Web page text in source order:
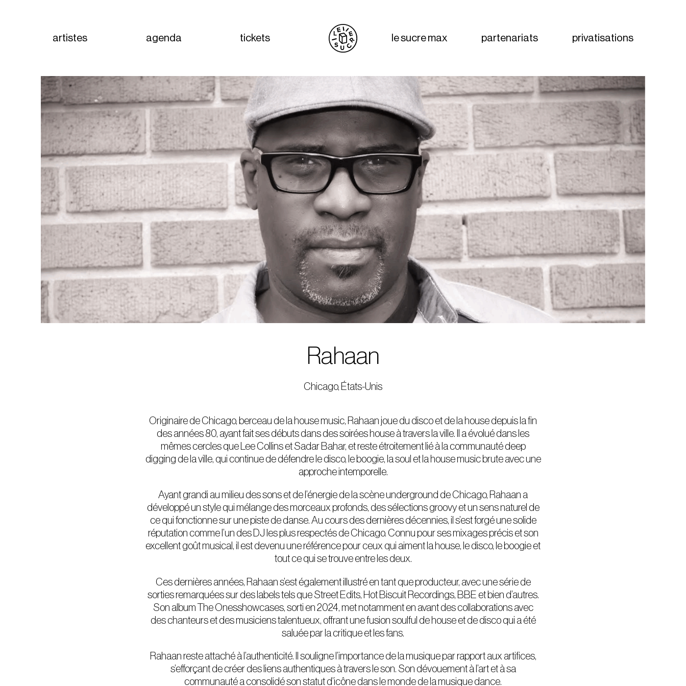
artistes agenda tickets le sucre max partenariats privatisations
Rahaan
Chicago, États-Unis
Originaire de Chicago, berceau de la house music, Rahaan joue du disco et de la house depuis la fin
des années 80, ayant fait ses débuts dans des soirées house à travers la ville. Il a évolué dans les
mêmes cercles que Lee Collins et Sadar Bahar, et reste étroitement lié à la communauté deep
digging de la ville, qui continue de défendre le disco, le boogie, la soul et la house music brute avec une
approche intemporelle.
Ayant grandi au milieu des sons et de l’énergie de la scène underground de Chicago, Rahaan a
développé un style qui mélange des morceaux profonds, des sélections groovy et un sens naturel de
ce qui fonctionne sur une piste de danse. Au cours des dernières décennies, il s’est forgé une solide
réputation comme l’un des DJ les plus respectés de Chicago. Connu pour ses mixages précis et son
excellent goût musical, il est devenu une référence pour ceux qui aiment la house, le disco, le boogie et
tout ce qui se trouve entre les deux.
Ces dernières années, Rahaan s’est également illustré en tant que producteur, avec une série de
sorties remarquées sur des labels tels que Street Edits, Hot Biscuit Recordings, BBE et bien d’autres.
Son album The Onesshowcases, sorti en 2024, met notamment en avant des collaborations avec
des chanteurs et des musiciens talentueux, offrant une fusion soulful de house et de disco qui a été
saluée par la critique et les fans.
Rahaan reste attaché à l’authenticité. Il souligne l’importance de la musique par rapport aux artifices,
s’efforçant de créer des liens authentiques à travers le son. Son dévouement à l’art et à sa
communauté a consolidé son statut d’icône dans le monde de la musique dance.